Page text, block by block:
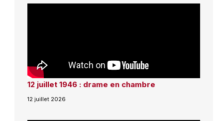
12 juillet 1946 : drame en chambre
12 juillet 2026